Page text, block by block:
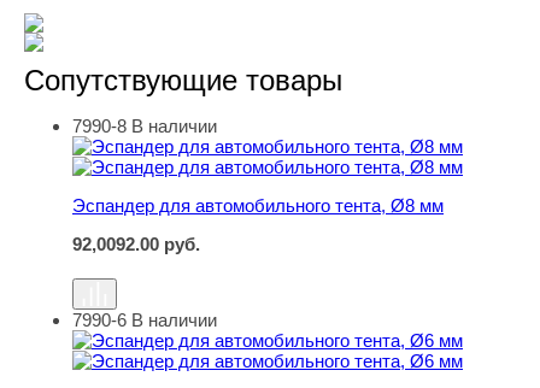
Сопутствующие товары
Эспандер для автомобильного тента, Ø8 мм
7990-8 В наличии
Эспандер для автомобильного тента, Ø8 мм
92,0092.00 руб.
Эспандер для автомобильного тента, Ø6 мм
7990-6 В наличии